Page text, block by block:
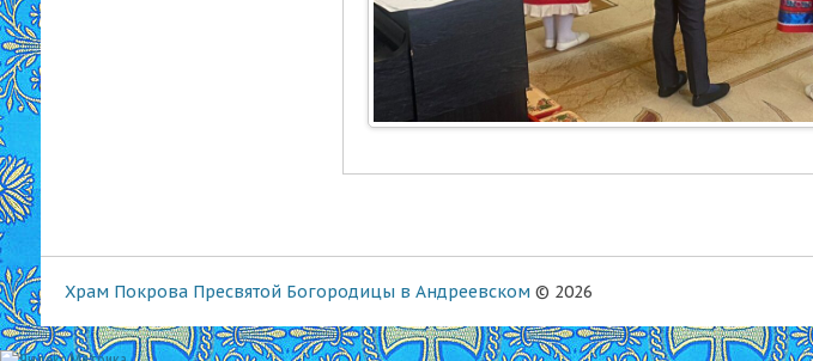
Храм Покрова Пресвятой Богородицы в Андреевском © 2026